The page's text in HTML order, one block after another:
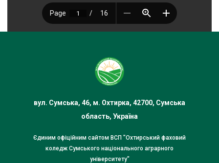
вул. Сумська, 46, м. Охтирка, 42700, Сумська
область, Україна
Єдиним офіційним сайтом ВСП "Охтирський фаховий
коледж Сумського національного аграрного
університету"